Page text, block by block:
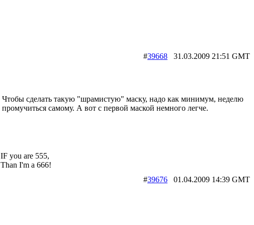
#39668 31.03.2009 21:51
Чтобы сделать такую "шрамистую" маску, надо как минимум, неделю
промучиться самому. А вот с первой маской немного легче.
IF you are 555,
Than I'm a 666!
#39676 01.04.2009 14:39